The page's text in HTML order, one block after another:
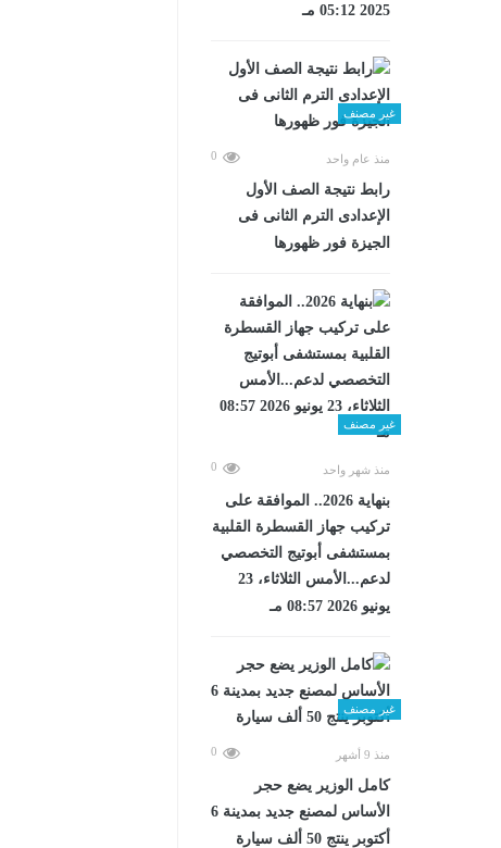
2025 05:12 مـ
غير مصنف
منذ عام واحد 0
رابط نتيجة الصف الأول
الإعدادى الترم الثانى فى
الجيزة فور ظهورها
غير مصنف
منذ شهر واحد 0
بنهاية 2026.. الموافقة على
تركيب جهاز القسطرة القلبية
بمستشفى أبوتيج التخصصي
لدعم...الأمس الثلاثاء، 23
يونيو 2026 08:57 مـ
غير مصنف
منذ 9 أشهر 0
كامل الوزير يضع حجر
الأساس لمصنع جديد بمدينة 6
أكتوبر ينتج 50 ألف سيارة